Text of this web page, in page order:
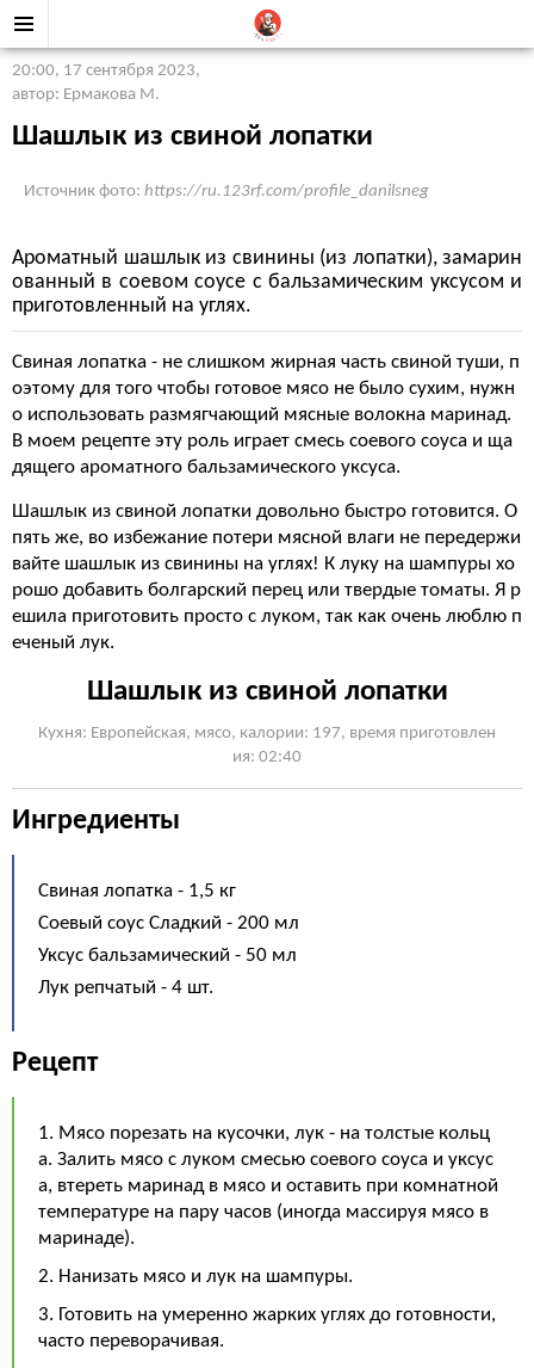
20:00, 17 сентября 2023,
автор: Ермакова М.
Шашлык из свиной лопатки
Источник фото: https://ru.123rf.com/profile_danilsneg
Ароматный шашлык из свинины (из лопатки), замарин
ованный в соевом соусе с бальзамическим уксусом и
приготовленный на углях.
Свиная лопатка - не слишком жирная часть свиной туши, п
оэтому для того чтобы готовое мясо не было сухим, нужн
о использовать размягчающий мясные волокна маринад.
В моем рецепте эту роль играет смесь соевого соуса и ща
дящего ароматного бальзамического уксуса.
Шашлык из свиной лопатки довольно быстро готовится. О
пять же, во избежание потери мясной влаги не передержи
вайте шашлык из свинины на углях! К луку на шампуры хо
рошо добавить болгарский перец или твердые томаты. Я р
ешила приготовить просто с луком, так как очень люблю п
еченый лук.
Шашлык из свиной лопатки
Кухня: Европейская, мясо, калории: 197, время приготовлен
ия: 02:40
Ингредиенты
Свиная лопатка - 1,5 кг
Соевый соус Сладкий - 200 мл
Уксус бальзамический - 50 мл
Лук репчатый - 4 шт.
Рецепт
1. Мясо порезать на кусочки, лук - на толстые кольц
а. Залить мясо с луком смесью соевого соуса и уксус
а, втереть маринад в мясо и оставить при комнатной
температуре на пару часов (иногда массируя мясо в
маринаде).
2. Нанизать мясо и лук на шампуры.
3. Готовить на умеренно жарких углях до готовности,
часто переворачивая.